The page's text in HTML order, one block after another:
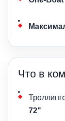
Что в
72"